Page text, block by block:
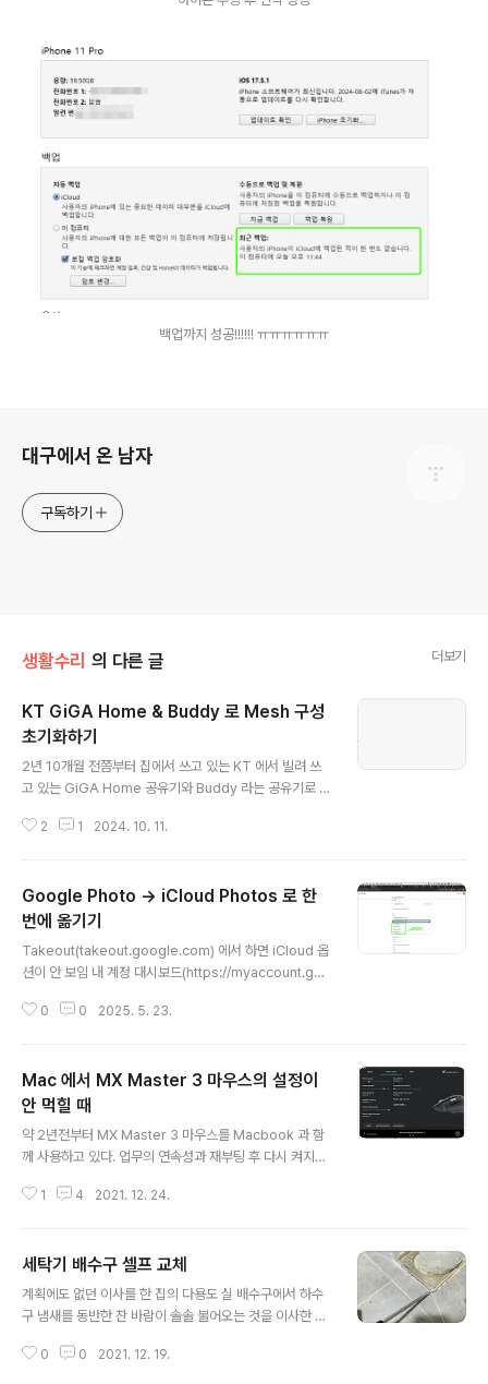
백업까지 성공!!!!!! ㅠㅠㅠㅠㅠㅠ
대구에서 온 남자
구독하기
생활수리 의 다른 글 더보기
KT GiGA Home & Buddy 로 Mesh 구성
초기화하기
2년 10개월 전쯤부터 집에서 쓰고 있는 KT 에서 빌려 쓰
고 있는 GiGA Home 공유기와 Buddy 라는 공유기로 M
1층만 내려가면 와이파이의 신호가 매우 약하고 인터넷 속
팅하면 해결이 됐었다.그런데 이번에는 Buddy 를 몇 번이
나 재부팅해도 해결이 안 되길래, 금단의 버튼(Buddy 의
WPS 버튼 ㅋㅋ)을 눌렀더니 그 이후로 아예 Mesh 연결
자체가 안 되어 버렸다.이게 발단이 돼 Mesh 연결을 성공
시키기까지 우여곡절(Home 과 Buddy 각각 5번은 초기
화 해봤고, 랜선을 꽂았다 뺐다가 반복 ㅠㅠㅠ)을 겪다가
2 1 2024. 10. 11.
Google Photo -> iCloud Photos 로 한
번에 옮기기
Takeout(takeout.google.com) 에서 하면 iCloud 옵
션이 안 보임 내 계정 대시보드(https://myaccount.goo
야 iCloud 로 이전이 가능하다! 제발 성공해라!!!!
0 0 2025. 5. 23.
Mac 에서 MX Master 3 마우스의 설정이
안 먹힐 때
약 2년전부터 MX Master 3 마우스를 Macbook 과 함
께 사용하고 있다. 업무의 연속성과 재부팅 후 다시 켜지는
(shutdown)를 시키기 보다는 잠자기(sleep)를 주로 하
징 해놓은 설정들(e.g. SmartShift 끄고, Fixed scroll
wheel mode 를 Ratchet 으로 변경한 것)이 갑자기 먹
히지 않고 공장 초기화를 한 상태인 것처럼 작동하는 경우
ptions 앱을 켜서 확인해보면, 커스터마이징 해놓은 설정
1 4 2021. 12. 24.
세탁기 배수구 셀프 교체
계획에도 없던 이사를 한 집의 다용도 실 배수구에서 하수
구 냄새를 동반한 찬 바람이 솔솔 불어오는 것을 이사한 다
밖에 없었던 이유가 작은 창문을 항상 열어놔서 환기가 잘
0 0 2021. 12. 19.